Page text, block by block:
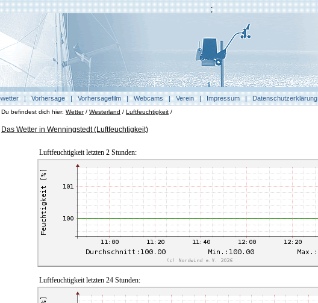
;
|Vorhersage|Vorhersagefilm|Webcams|Verein|Impressum|Datenschutzerklärung
Du befindest dich hier: Wetter/ Westerland / Luftfeuchtigkeit /
Das Wetter in Wenningstedt (Luftfeuchtigkeit)
Luftfeuchtigkeit letzten 2 Stunden:
Luftfeuchtigkeit letzten 24 Stunden: